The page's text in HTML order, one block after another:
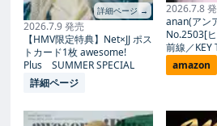
詳細ページ →
2026.7.9 発売
【HMV限定特典】Net×JJ ポス
トカード1枚 awesome!
Plus SUMMER SPECIAL
詳細ページ
2026.7.8
anan(アン
No.2503[
前線／KEY
amazon